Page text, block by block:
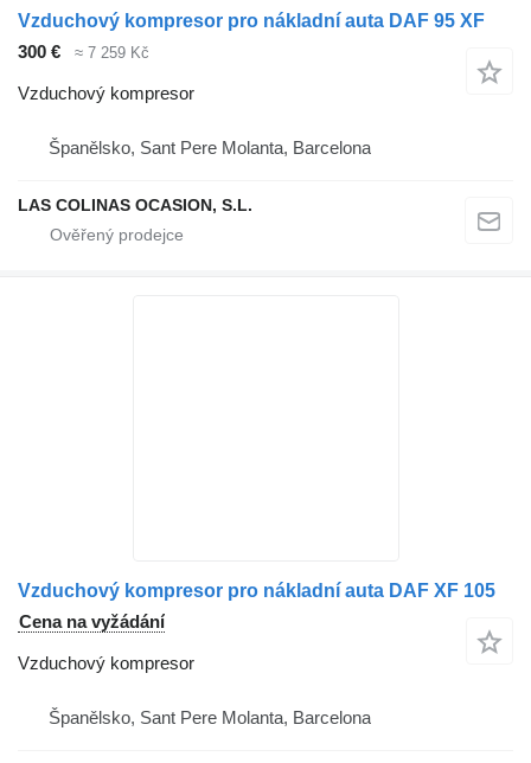
Vzduchový kompresor pro nákladní auta DAF 95 XF
300 €
≈ 7 259 Kč
Vzduchový kompresor
Španělsko, Sant Pere Molanta, Barcelona
LAS COLINAS OCASION, S.L.
Vzduchový kompresor pro nákladní auta DAF XF 105
Cena na vyžádání
Vzduchový kompresor
Španělsko, Sant Pere Molanta, Barcelona